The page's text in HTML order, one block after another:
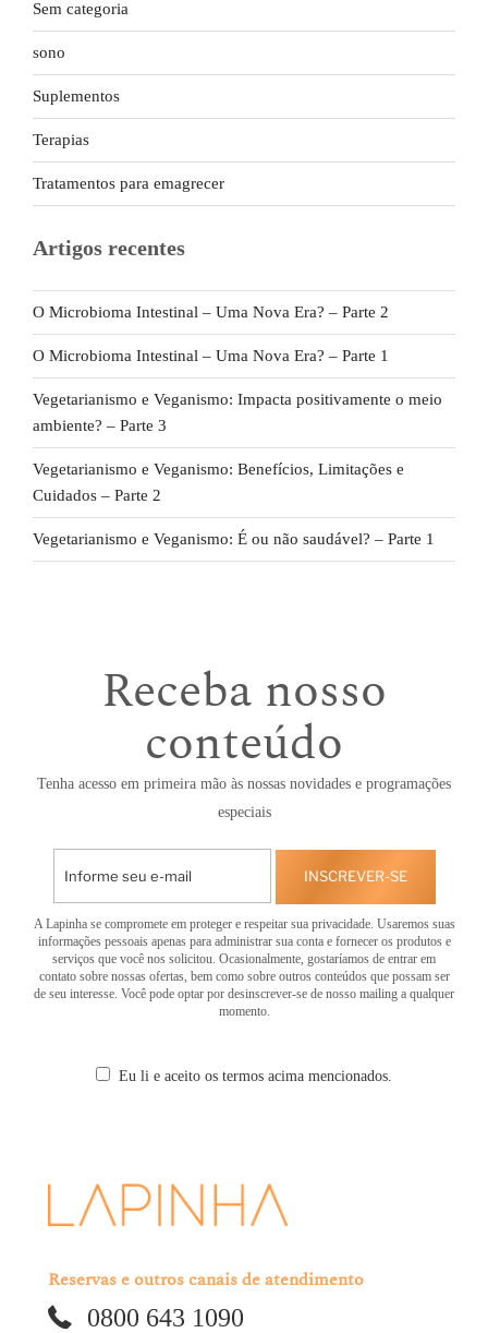
Sem categoria
sono
Suplementos
Terapias
Tratamentos para emagrecer
Artigos recentes
O Microbioma Intestinal – Uma Nova Era? – Parte 2
O Microbioma Intestinal – Uma Nova Era? – Parte 1
Vegetarianismo e Veganismo: Impacta positivamente o meio
ambiente? – Parte 3
Vegetarianismo e Veganismo: Benefícios, Limitações e
Cuidados – Parte 2
Vegetarianismo e Veganismo: É ou não saudável? – Parte 1
Receba nosso
conteúdo
Tenha acesso em primeira mão às nossas novidades e programações
especiais
INSCREVER-SE
A Lapinha se compromete em proteger e respeitar sua privacidade. Usaremos suas
informações pessoais apenas para administrar sua conta e fornecer os produtos e
serviços que você nos solicitou. Ocasionalmente, gostaríamos de entrar em
contato sobre nossas ofertas, bem como sobre outros conteúdos que possam ser
de seu interesse. Você pode optar por desinscrever-se de nosso mailing a qualquer
momento.
Eu li e aceito os termos acima mencionados.
Reservas e outros canais de atendimento
0800 643 1090